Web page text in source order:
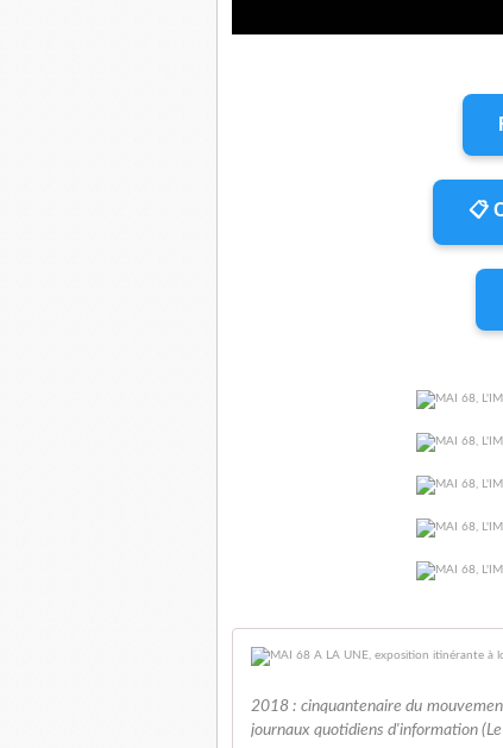
📋
2018 : cinquantenaire du
journaux quotidiens d'information (Le